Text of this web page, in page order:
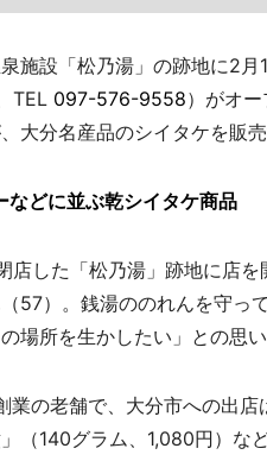
施設「松乃湯」の跡地に2
TEL 097-576-9558）がオ
大分名産品のシイタケを販
などに並ぶ乾シイタケ商品
した「松乃湯」跡地に店を
57）。銭湯ののれんを守っ
場所を生かしたい」との思い
の老舗で、大分市への出店
（140グラム、1,080円）など